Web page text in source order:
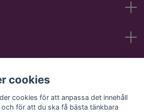
cookies
cookies för att anpassa det innehåll
för att du ska få bästa tänkbara